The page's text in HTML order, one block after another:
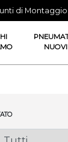
di Montaggio
NUOVI